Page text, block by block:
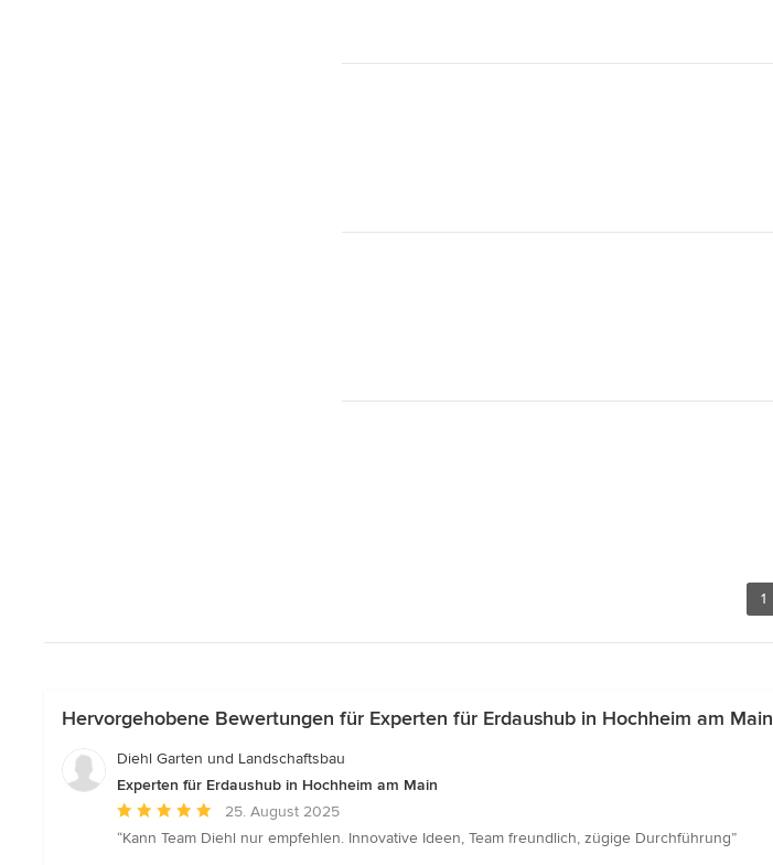
1
Hervorgehobene Bewertungen für Experten für Erdaushub in Hochheim am Main
Diehl Garten und Landschaftsbau
Experten für Erdaushub in Hochheim am Main
Durchschnittliche
Bewertung:
25. August 2025
“Kann Team Diehl nur empfehlen. Innovative Ideen, Team freundlich, zügige Durchführung”